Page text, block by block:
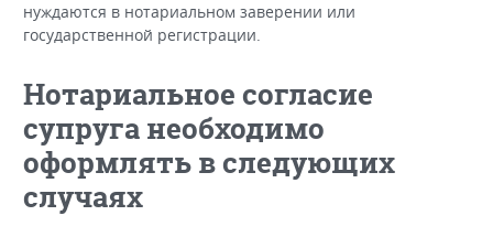
нуждаются в нотариальном заверении или
государственной регистрации.
Нотариальное согласие
супруга необходимо
оформлять в следующих
случаях